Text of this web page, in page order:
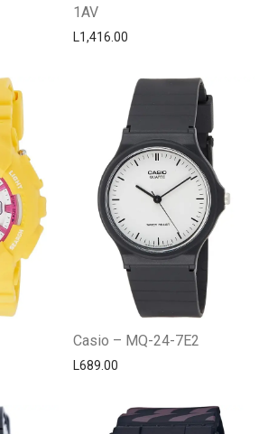
1AV
L1,416.00
Casio – MQ-24-7E2
L689.00